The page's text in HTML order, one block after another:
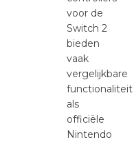
voor de
Switch 2
bieden
vaak
vergelijkbare
functionaliteit
als
officiële
Nintendo